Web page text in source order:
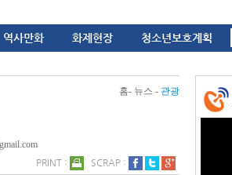
역사만화 화제현장 청소년보호계획
홈- 뉴스 - 관광
PRINT :
SCRAP :